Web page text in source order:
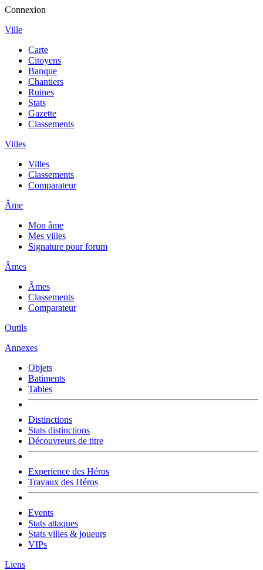
Connexion
Ville
Carte
Citoyens
Banque
Chantiers
Ruines
Stats
Gazette
Classements
Villes
Villes
Classements
Comparateur
Âme
Mon âme
Mes villes
Signature pour forum
Âmes
Âmes
Classements
Comparateur
Outils
Annexes
Objets
Batiments
Tables
Distinctions
Stats distinctions
Découvreurs de titre
Experience des Héros
Travaux des Héros
Events
Stats attaques
Stats villes & joueurs
VIPs
Liens